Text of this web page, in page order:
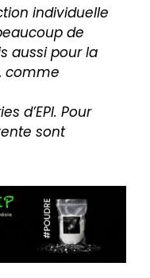
individuelle
de
aussi pour la
comme
d’EPI. Pour
sont